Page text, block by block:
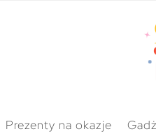
Prezenty na okazje